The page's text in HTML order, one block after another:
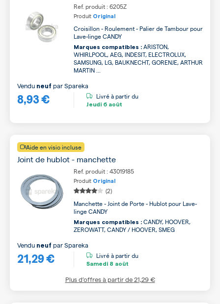
Ref. produit : 6205Z
Produit Original
Croisillon - Roulement - Palier de Tambour pour
Lave-linge CANDY
Marques compatibles : ARISTON,
WHIRLPOOL, AEG, INDESIT, ELECTROLUX,
SAMSUNG, LG, BAUKNECHT, GORENJE, ARTHUR
MARTIN ...
8,93 €
Vendu neuf parSpareka
Livré à partir du
Jeudi 6 août
Aide en visio incluse
Joint de hublot - manchette
Ref. produit : 43019185
Produit Original
(2)
Manchette - Joint de Porte - Hublot pour Lave-
linge CANDY
Marques compatibles : CANDY, HOOVER,
ZEROWATT, CANDY / HOOVER, SMEG
21,29 €
Vendu neuf parSpareka
Livré à partir du
Samedi 8 août
Plus d’offres à partir de21,29 €